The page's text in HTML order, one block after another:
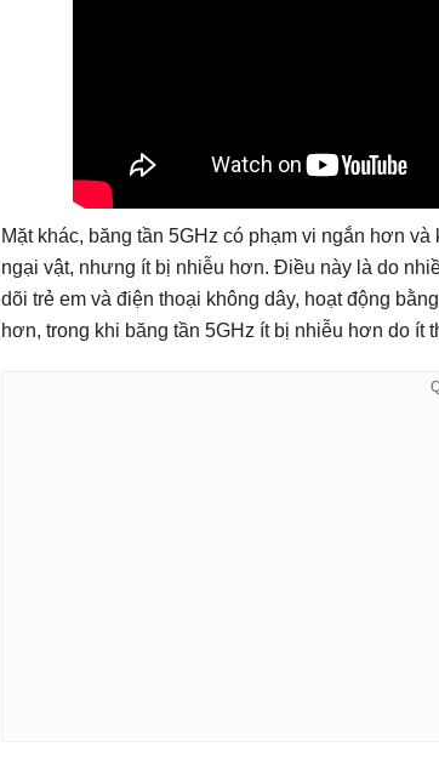
Mặt khác, băng tần 5GHz có phạm vi ngắn hơn
ngại vật, nhưng ít bị nhiễu hơn. Điều này là do
dõi trẻ em và điện thoại không dây, hoạt động
hơn, trong khi băng tần 5GHz ít bị nhiễu hơn do ít